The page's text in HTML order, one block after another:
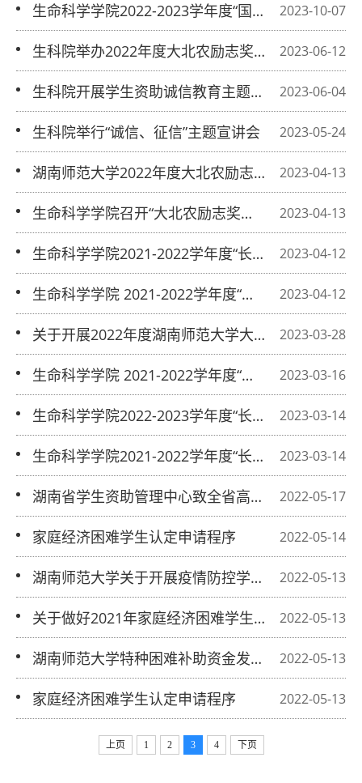
学金建议名单公示 2023-10-07
生命科学学院2022-2023学年度“国家奖
学金”参评名单公示 2023-06-12
生科院举办2022年度大北农励志奖学
金颁奖仪式暨宣讲会 2023-06-04
生科院开展学生资助诚信教育主题系列
活动 2023-05-24
生科院举行“诚信、征信”主题宣讲会
2023-04-13
湖南师范大学2022年度大北农励志奖
学金评审结果公示 2023-04-13
生命科学学院召开“大北农励志奖学金”
评审会议 2023-04-12
生命科学学院2021-2022学年度“长沙银
行学业进步奖学金”推荐名单公示 2023-04-12
生命科学学院 2021-2022学年度“长沙
银行公费师范生学业进步奖学金”推荐
名单公示
2023-03-28
关于开展2022年度湖南师范大学大北
农励志奖学金评审的通知 2023-03-16
生命科学学院 2021-2022学年度“长沙
银行公费师范生学业进步奖学金”推荐
名单公示
2023-03-14
生命科学学院2022-2023学年度“长沙银
行新生助学金”推荐名单公示 2023-03-14
生命科学学院2021-2022学年度“长沙银
行学业进步奖学金”推荐名单公示 2022-05-17
湖南省学生资助管理中心致全省高校毕
业生的一封信 2022-05-14
家庭经济困难学生认定申请程序
2022-05-13
湖南师范大学关于开展疫情防控学生专
项资助工作的通知 2022-05-13
关于做好2021年家庭经济困难学生寒
衣补助工作的通知 2022-05-13
湖南师范大学特种困难补助资金发放办
法（本科生） 2022-05-13
家庭经济困难学生认定申请程序
上页 1 2 3 4 下页